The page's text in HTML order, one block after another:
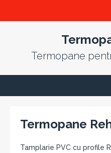
Termopane
Termopane
Tamplarie PVC cu profile